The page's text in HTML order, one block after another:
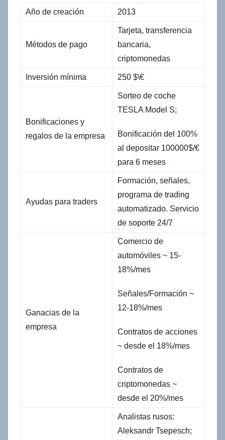
Año de creación 2013
Métodos de pago
Tarjeta, transferencia
bancaria,
criptomonedas
Inversión mínima 250 $\€
Bonificaciones y
regalos de la empresa
Sorteo de coche
TESLA Model S;
Bonificación del 100%
al depositar 100000$/€
para 6 meses
Ayudas para traders
Formación, señales,
programa de trading
automatizado. Servicio
de soporte 24/7
Ganacias de la
empresa
Comercio de
automóviles ~ 15-
18%/mes
Señales/Formación ~
12-18%/mes
Contratos de acciones
~ desde el 18%/mes
Contratos de
criptomonedas ~
desde el 20%/mes
Analistas rusos:
Aleksandr Tsepesch;